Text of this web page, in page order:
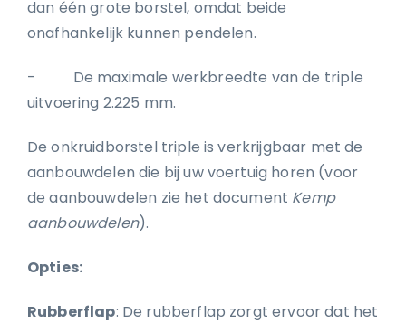
dan één grote borstel, omdat beide
onafhankelijk kunnen pendelen.
- De maximale werkbreedte van de triple
uitvoering 2.225 mm.
De onkruidborstel triple is verkrijgbaar met de
aanbouwdelen die bij uw voertuig horen (voor
de aanbouwdelen zie het document Kemp
aanbouwdelen).
Opties:
Rubberflap: De rubberflap zorgt ervoor dat het